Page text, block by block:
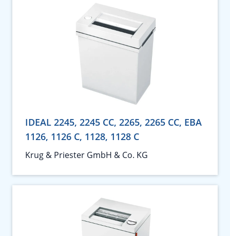
IDEAL 2245, 2245 CC, 2265, 2265 CC, EBA
1126, 1126 C, 1128, 1128 C
Krug & Priester GmbH & Co. KG